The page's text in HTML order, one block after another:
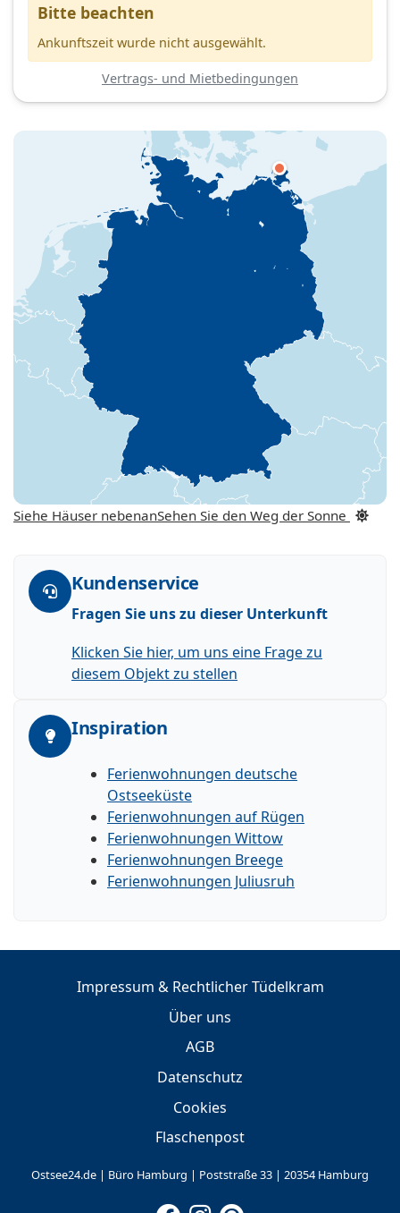
Bitte beachten
Ankunftszeit wurde nicht ausgewählt.
Vertrags- und Mietbedingungen
Siehe Häuser nebenanSehen Sie den Weg der Sonne
Kundenservice
Fragen Sie uns zu dieser Unterkunft
Klicken Sie hier, um uns eine Frage zu
diesem Objekt zu stellen
Inspiration
Ferienwohnungen deutsche
Ostseeküste
Ferienwohnungen auf Rügen
Ferienwohnungen Wittow
Ferienwohnungen Breege
Ferienwohnungen Juliusruh
Impressum & Rechtlicher Tüdelkram
Über uns
AGB
Datenschutz
Cookies
Flaschenpost
Ostsee24.de | Büro Hamburg | Poststraße 33 | 20354 Hamburg